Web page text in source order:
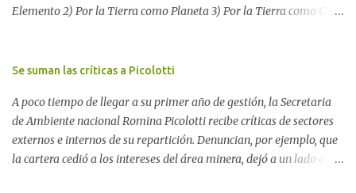
Elemento 2) Por la Tierra como Planeta 3) Por la Tierra como Casa
blog para reunir todos los pedidos. Si no tenés una página web,
blogambiental@yahoo.com.ar Difundí este mensaje. Unamos
nuestras voces para que nos escuchen Ver más sobre el Proyecto
"Tiempo para la reflexión ambiental" Los deseos pueden
expresarse poéticamente: Ver "Oda a la Tierra" Nuestros tres
Se suman las críticas a Picolotti
A poco tiempo de llegar a su primer año de gestión, la Secretaria
de Ambiente nacional Romina Picolotti recibe críticas de sectores
externos e internos de su repartición. Denuncian, por ejemplo, que
la cartera cedió a los intereses del área minera, dejó a un lado el